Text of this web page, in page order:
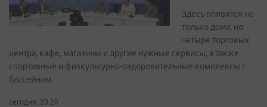
Здесь появятся не
только дома, но
четыре торговых
центра, кафе, магазины и другие нужные сервисы, а также
спортивные и физкультурно-оздоровительные комплексы с
бассейном
сегодня, 20:20